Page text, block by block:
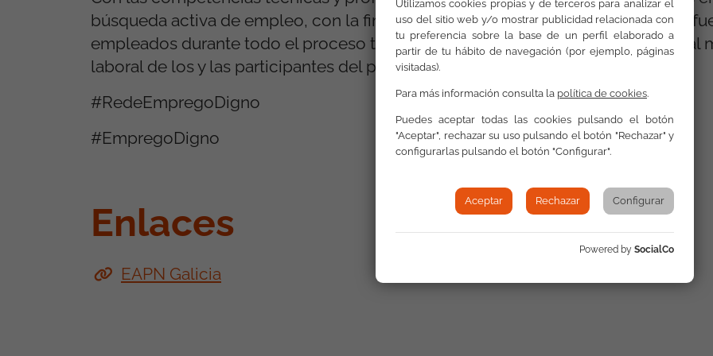
búsqueda activa de empleo, con la firme convicción de que la implicación y
empleados durante todo el proceso tendrán como resultado la incorporación al
laboral de los y las participantes del programa.
#RedeEmpregoDigno
#EmpregoDigno
Enlaces
EAPN Galicia
Utilizamos cookies propias y de terceros para analizar el
uso del sitio web y/o mostrar publicidad relacionada con
tu preferencia sobre la base de un perfil elaborado a
partir de tu hábito de navegación (por ejemplo, páginas
visitadas).
Para más información consulta la política de cookies.
Puedes aceptar todas las cookies pulsando el botón
"Aceptar", rechazar su uso pulsando el botón "Rechazar" y
configurarlas pulsando el botón "Configurar".
Aceptar Rechazar Configurar
Powered by SocialCo